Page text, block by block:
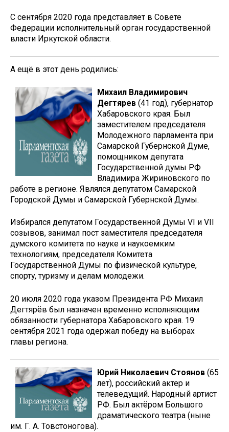
С сентября 2020 года представляет в Совете
Федерации исполнительный орган государственной
власти Иркутской области.
А ещё в этот день родились:
Михаил Владимирович
Дегтярев (41 год), губернатор
Хабаровского края. Был
заместителем председателя
Молодежного парламента при
Самарской Губернской Думе,
помощником депутата
Государственной думы РФ
Владимира Жириновского по
работе в регионе. Являлся депутатом Самарской
Городской Думы и Самарской Губернской Думы.
Избирался депутатом Государственной Думы VI и VII
созывов, занимал пост заместителя председателя
думского комитета по науке и наукоемким
технологиям, председателя Комитета
Государственной Думы по физической культуре,
спорту, туризму и делам молодежи.
20 июля 2020 года указом Президента РФ Михаил
Дегтярёв был назначен временно исполняющим
обязанности губернатора Хабаровского края. 19
сентября 2021 года одержал победу на выборах
главы региона.
Юрий Николаевич Стоянов (65
лет), российский актер и
телеведущий. Народный артист
РФ. Был актёром Большого
драматического театра (ныне
им. Г. А. Товстоно­гова).